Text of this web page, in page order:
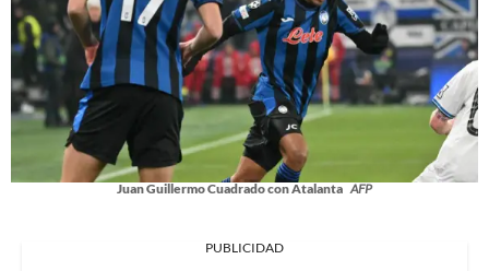
Juan Guillermo Cuadrado con Atalanta AFP
PUBLICIDAD